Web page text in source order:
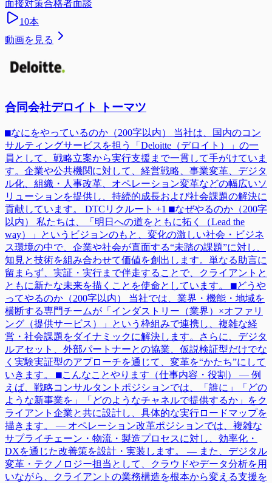
面接対策合格者面談
10本
動画を見る
合同会社デロイト トーマツ
⬛︎なにをやっているのか（200字以内） 当社は、国内のコン
サルティングサービスを担う「Deloitte（デロイト）」の一
員として、戦略立案から実行支援まで一貫して手がけていま
す。企業や公共機関に対して、経営戦略、事業変革、デジタ
ル化、組織・人事改革、オペレーション変革などの幅広いソ
リューションを提供し、持続的成長および社会課題の解決に
貢献しています。 DTCリクルート +1 ⬛︎なぜやるのか（200字
以内） 私たちは、「明日への道をともに拓く（Lead the
way）」というビジョンのもと、変化の激しい社会・ビジネ
ス環境の中で、企業や社会が直面する“未踏の課題”に対し、
知見と技術を組み合わせて価値を創出します。単なる助言に
留まらず、実証・実行まで伴走することで、クライアントと
ともに新たな未来を描くことを使命としています。 ⬛︎どうや
ってやるのか（200字以内） 当社では、業界・機能・地域を
横断する専門チームが「インダストリー（業界）×オファリ
ング（提供サービス）」という枠組みで連携し、複雑な経
営・社会課題をダイナミックに解決します。さらに、デジタ
ルアセット、外部パートナーとの協業、仮説検証型だけでな
く実験実証型のアプローチを通じて、変革を“かたち”にして
いきます。 ⬛︎こんなことやります（仕事内容・役割） — 例
えば、戦略コンサルタントポジションでは、「誰に」「どの
ような新事業を」「どのようなチャネルで提供するか」をク
ライアント企業と共に設計し、具体的な実行ロードマップを
描きます。 — オペレーション改革ポジションでは、複雑な
サプライチェーン・物流・製造プロセスに対し、効率化・
DXを通じた改善策を設計・実装します。 — また、デジタル
変革・テクノロジー担当として、クラウドやデータ分析を用
いながら、クライアントの業務構造を根本から変える支援を